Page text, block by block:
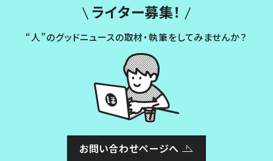
ライター募集！
“人”のグッドニュースの取材・執筆をしてみませんか？
お問い合わせページへ